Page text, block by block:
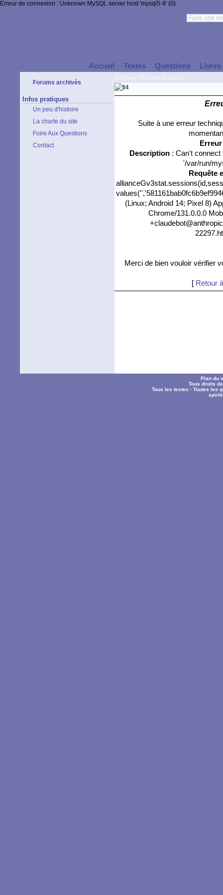
Erreur de connexion : Unknown MySQL server host 'mysql5-9' (0)
Accueil Textes Questions Livres
Forums archivés
Infos pratiques
Un peu d'histoire
La charte du site
Foire Aux Questions
Contact
Suite à une erreur
Description: Can't connect
'/var/run/
Requête
(Linux; Android 14; Pixel 8)
Chrome/131.0.0.0
Merci de bien vouloir vérifier
[ Retour
Plan du
Tous droits
Tous les textes ·Toutes les